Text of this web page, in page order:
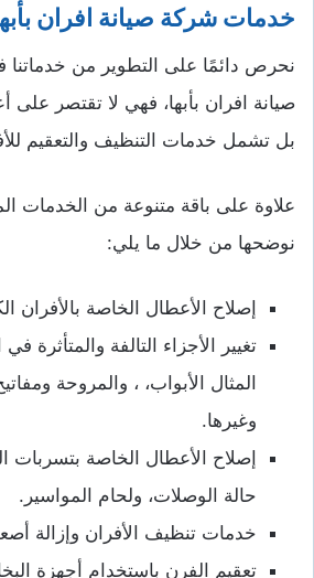
خدمات شركة صيانة افران
نحرص دائمًا على التطوير من
صيانة افران بأبها، فهي لا تقتصر على
بل تشمل خدمات التنظيف والتعقيم
علاوة على باقة متنوعة من الخدمات
نوضحها من خلال ما يلي:
إصلاح الأعطال الخاصة بالأفران
تغيير الأجزاء التالفة والمتأثرة
المثال الأبواب، ، والمروحة
وغيرها.
إصلاح الأعطال الخاصة بتسربات
حالة الوصلات، ولحام المواسير.
خدمات تنظيف الأفران وإزالة
تعقيم الفرن باستخدام أجهزة